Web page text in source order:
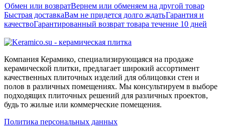
Обмен или возвратВернем или обменяем на другой товар
Быстрая доставкаВам не придется долго ждатьГарантия и
качествоГарантированный возврат товара течение 10 дней
Компания Керамико, специализирующаяся на продаже
керамической плитки, предлагает широкий ассортимент
качественных плиточных изделий для облицовки стен и
полов в различных помещениях. Мы консультируем в выборе
подходящих плиточных решений для различных проектов,
будь то жилые или коммерческие помещения.
Политика персональных данных